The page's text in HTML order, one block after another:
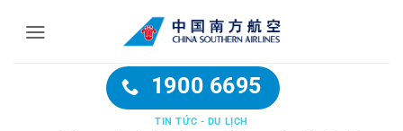
1900 6695
TIN TỨC - DU LỊCH